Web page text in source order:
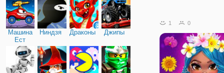
Машина
Ест
Машину
Ниндзя Драконы Джипы
1 0